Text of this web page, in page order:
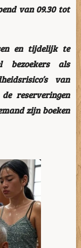
van 09.30 tot
en tijdelijk te
bezoekers als
van
reserveringen
zijn boeken